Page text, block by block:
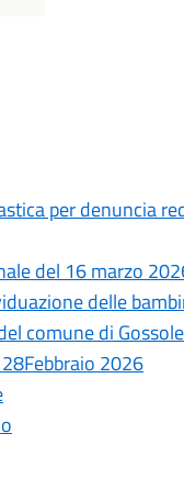
per denuncia
del 16 marzo
delle
comune di
2026